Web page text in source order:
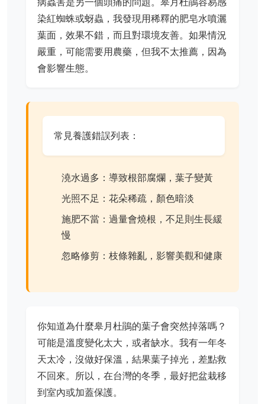
染紅蜘蛛或蚜蟲，我發現用稀釋的肥皂水噴灑
葉面，效果不錯，而且對環境友善。如果情況
嚴重，可能需要用農藥，但我不太推薦，因為
會影響生態。
常見養護錯誤列表：
澆水過多：導致根部腐爛，葉子變黃
光照不足：花朵稀疏，顏色暗淡
施肥不當：過量會燒根，不足則生長緩
慢
忽略修剪：枝條雜亂，影響美觀和健康
你知道為什麼皋月杜鵑的葉子會突然掉落嗎？
可能是溫度變化太大，或者缺水。我有一年冬
天太冷，沒做好保溫，結果葉子掉光，差點救
不回來。所以，在台灣的冬季，最好把盆栽移
到室內或加蓋保護。